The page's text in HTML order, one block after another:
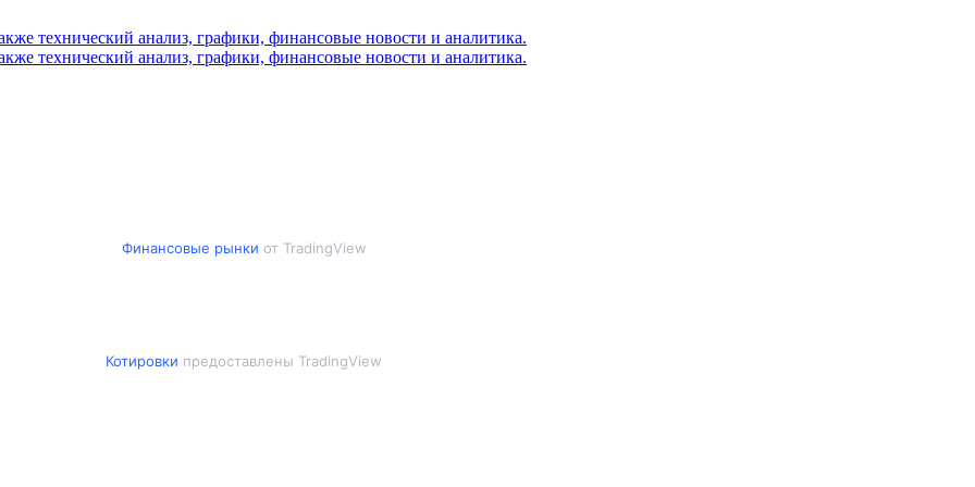
Финансовые рынки от TradingView
Котировки предоставлены TradingView